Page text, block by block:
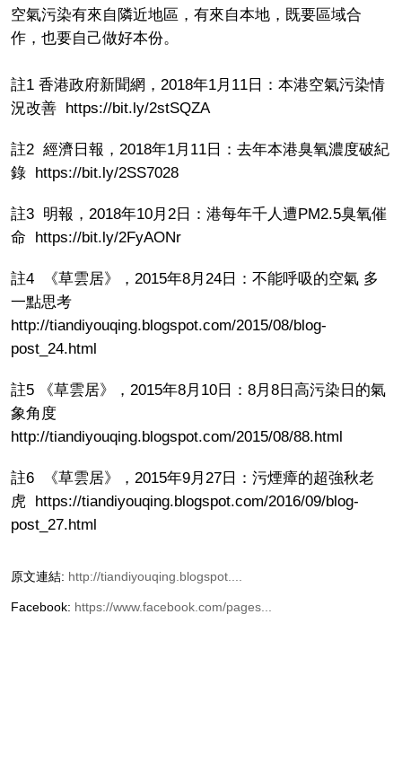
空氣污染有來自隣近地區，有來自本地，既要區域合
作，也要自己做好本份。
註1 香港政府新聞網，2018年1月11日：本港空氣污染情
況改善 https://bit.ly/2stSQZA
註2 經濟日報，2018年1月11日：去年本港臭氧濃度破紀
錄 https://bit.ly/2SS7028
註3 明報，2018年10月2日：港每年千人遭PM2.5臭氧催
命 https://bit.ly/2FyAONr
註4 《草雲居》，2015年8月24日：不能呼吸的空氣 多
一點思考
http://tiandiyouqing.blogspot.com/2015/08/blog-
post_24.html
註5 《草雲居》，2015年8月10日：8月8日高污染日的氣
象角度
http://tiandiyouqing.blogspot.com/2015/08/88.html
註6 《草雲居》，2015年9月27日：污煙瘴的超強秋老
虎 https://tiandiyouqing.blogspot.com/2016/09/blog-
post_27.html
原文連結: http://tiandiyouqing.blogspot....
Facebook: https://www.facebook.com/pages...